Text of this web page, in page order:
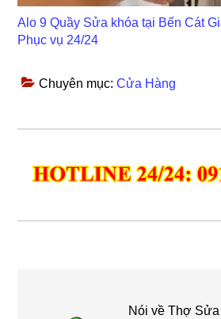
Alo 9 Quầy Sửa khóa tại Bến Cát
Phục vụ 24/24
Chuyên mục:Cửa Hàng
Nói vềThợ Sửa